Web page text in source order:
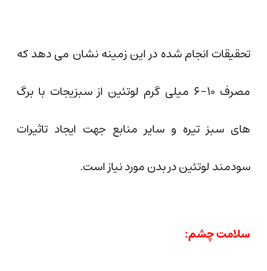
تحقیقات انجام شده در این زمینه نشان می دهد که
مصرف ۱۰-۶ میلی گرم لوتئین از سبزیجات با برگ
های سبز تیره و سایر منابع جهت ایجاد تاثیرات
سودمند لوتئین در بدن مورد نیاز است.
سلامت چشم: